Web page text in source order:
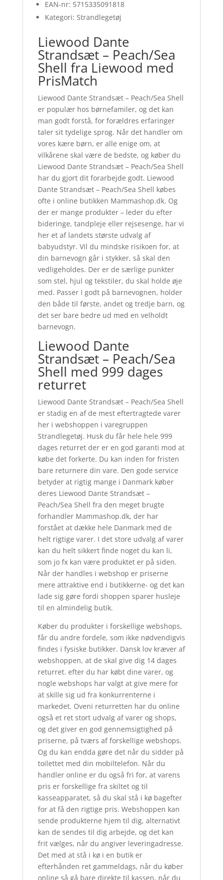
EAN-nr: 5715335091818
Kategori: Strandlegetøj
Liewood Dante
Strandsæt – Peach/Sea
Shell fra Liewood med
PrisMatch
Liewood Dante Strandsæt – Peach/Sea Shell
er populær hos børnefamiler, og det kan
man godt forstå, for forældres erfaringer
taler sit tydelige sprog. Når det handler om
vores kære børn, er alle enige om, at
vilkårene skal være de bedste, og køber du
Liewood Dante Strandsæt – Peach/Sea Shell
har du gjort dit forarbejde godt. Liewood
Dante Strandsæt – Peach/Sea Shell købes
ofte i online butikken Mammashop.dk. Og
der er mange produkter – leder du efter
bideringe, tandpleje eller rejsesenge, har vi
her et af landets største udvalg af
babyudstyr. Vil du mindske risikoen for, at
din barnevogn går i stykker, så skal den
vedligeholdes. Der er de særlige punkter
som stel, hjul og tekstiler, du skal holde øje
med. Passer I godt på barnevognen, holder
den både til første, andet og tredje barn, og
det ser bare bedre ud med en velholdt
barnevogn.
Liewood Dante
Strandsæt – Peach/Sea
Shell med 999 dages
returret
Liewood Dante Strandsæt – Peach/Sea Shell
er stadig en af de mest eftertragtede varer
her i webshoppen i varegruppen
Strandlegetøj. Husk du får hele hele 999
dages returret der er en god garanti mod at
købe det forkerte. Du kan inden for fristen
bare returnere din vare. Den gode service
betyder at rigtig mange i Danmark køber
deres Liewood Dante Strandsæt –
Peach/Sea Shell fra den meget brugte
forhandler Mammashop.dk, der har
forstået at dække hele Danmark med de
helt rigtige varer. I det store udvalg af varer
kan du helt sikkert finde noget du kan li,
som jo fx kan være produktet er på siden.
Når der handles i webshop er priserne
mere attraktive end i butikkerne- og det kan
lade sig gøre fordi shoppen sparer husleje
til en almindelig butik.
Køber du produkter i forskellige webshops,
får du andre fordele, som ikke nødvendigvis
findes i fysiske butikker. Dansk lov kræver af
webshoppen, at de skal give dig 14 dages
returret. efter du har købt dine varer, og
nogle webshops har valgt at give mere for
at skille sig ud fra konkurrenterne i
markedet. Oveni returretten har du online
også et ret stort udvalg af varer og shops,
og det giver en god gennemsigtighed på
priserne, på tværs af forskellige webshops.
Og du kan endda gøre det når du sidder på
toilettet med din mobiltelefon. Når du
handler online er du også fri for, at varens
pris er forskellige fra skiltet og til
kasseapparatet, så du skal stå i kø bagefter
for at få den rigtige pris. Webshoppen kan
sende produkterne hjem til dig, alternativt
kan de sendes til dig arbejde, og det kan
frit vælges, når du angiver leveringadresse.
Det med at stå i kø i en butik er
efterhånden ret gammeldags, når du køber
online så gå bare direkte til kassen, når du